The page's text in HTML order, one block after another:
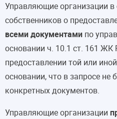
Управляющие организации в
собственников о
всеми документами по
основании ч. 10.1 ст. 161 ЖК
предоставлении той или
основании, что в запросе не
конкретных документов.
Управляющие организации